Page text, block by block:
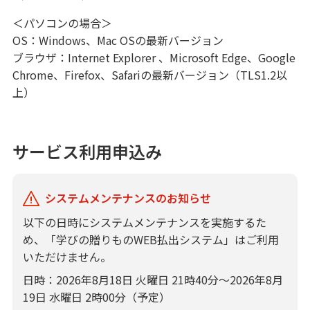
相続手続きのお手伝い
財産を残すために
「相続・遺言」講座
借りる
アパートローン
不動産
仲介・コンサルティング
ATM・店舗
＜パソコンの場合＞
OS：Windows、Mac OSの最新バージョン
ブラウザ：Internet Explorer 、Microsoft Edge、Google
Chrome、Firefox、Safariの最新バージョン（TLS1.2以
上）
サービス利用申込み
システムメンテナンスのお知らせ
以下の日時にシステムメンテナンスを実施するた
め、「学びの贈りものWEB払出システム」はご利用
いただけません。
日時：2026年8月18日 火曜日 21時40分～2026年8月
19日 水曜日 2時00分（予定）